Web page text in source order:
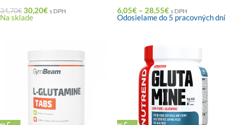
34,70€30,20€ s DPH
Na sklade
6,05€ – 28,55€ s DPH
Odosielame do 5 pracovných dní